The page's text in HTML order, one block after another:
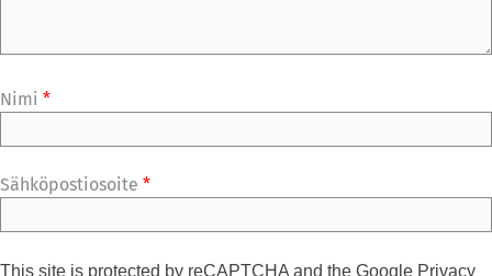
Nimi *
Sähköpostiosoite *
This site is protected by reCAPTCHA and the Google Privacy